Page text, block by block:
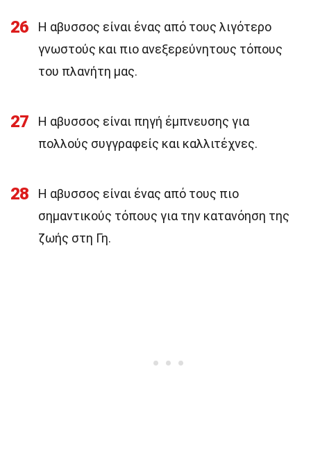
26
Η αβυσσος είναι ένας από τους λιγότερο
γνωστούς και πιο ανεξερεύνητους τόπους
του πλανήτη μας.
27
Η αβυσσος είναι πηγή έμπνευσης για
πολλούς συγγραφείς και καλλιτέχνες.
28
Η αβυσσος είναι ένας από τους πιο
σημαντικούς τόπους για την κατανόηση της
ζωής στη Γη.